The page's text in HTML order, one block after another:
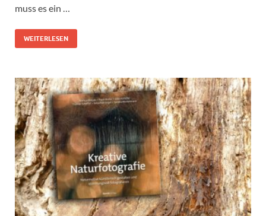
muss es ein …
WEITERLESEN